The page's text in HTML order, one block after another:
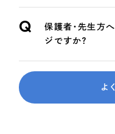
保護者・先生方
ジですか？
Q
よ